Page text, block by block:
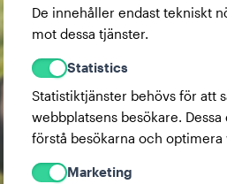
De innehåller endast tekniskt
mot dessa tjänster.
Statistics
Statistiktjänster behövs för att
webbplatsens besökare.
förstå besökarna och optimera
Marketing